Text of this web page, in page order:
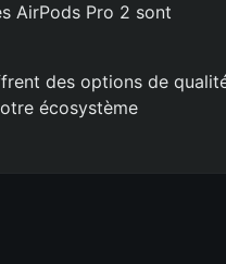
AirPods Pro 2 sont
des options de
écosystème